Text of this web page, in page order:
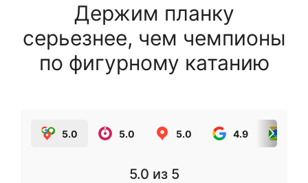
Держим планку
серьезнее, чем чемпионы
по фигурному катанию
5.0 5.0 5.0 4.9
5.0 из 5